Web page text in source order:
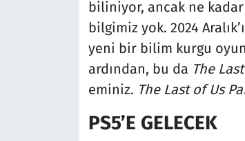
biliniyor, ancak ne
bilgimiz yok. 2024
yeni bir bilim kurgu
ardından, bu da The
eminiz. The Last of Us
PS5’E GELECEK